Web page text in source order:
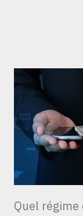
Quel